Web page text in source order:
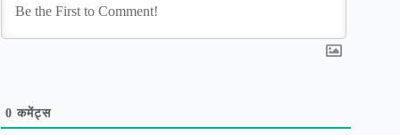
0 कमेंट्स